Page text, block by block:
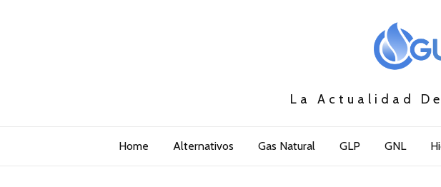
La Actualidad
Home Alternativos Gas Natural GLP GNL